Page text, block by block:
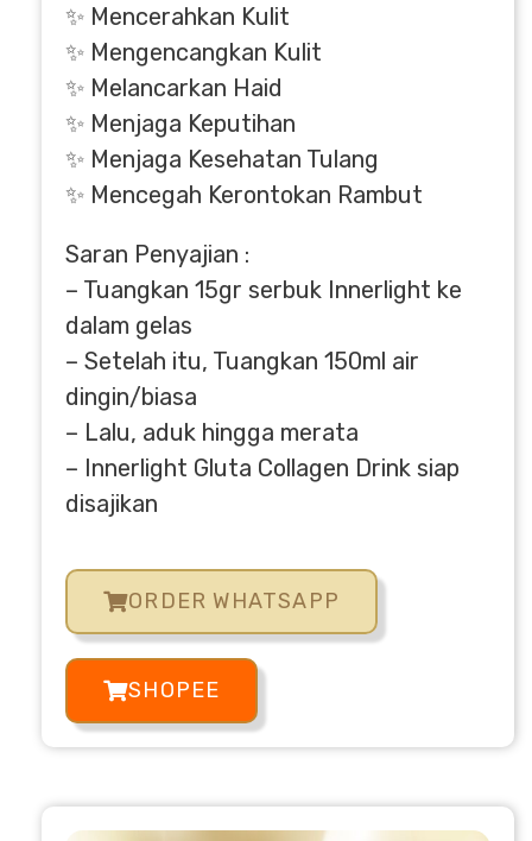
✨ Mencerahkan Kulit
✨ Mengencangkan Kulit
✨ Melancarkan Haid
✨ Menjaga Keputihan
✨ Menjaga Kesehatan Tulang
✨ Mencegah Kerontokan Rambut
Saran Penyajian :
– Tuangkan 15gr serbuk Innerlight ke
dalam gelas
– Setelah itu, Tuangkan 150ml air
dingin/biasa
– Lalu, aduk hingga merata
– Innerlight Gluta Collagen Drink siap
disajikan
ORDER WHATSAPP
SHOPEE